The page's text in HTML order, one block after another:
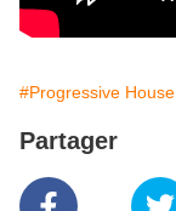
#Progressive House
Partager